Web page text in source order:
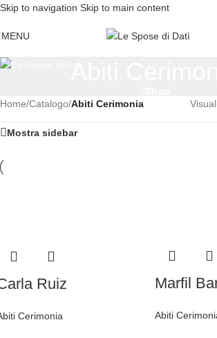
Skip to navigation Skip to main content
MENU
Home/Catalogo/Abiti Cerimonia
Mostra sidebar
Ruiz
Cerimonia
Marfil
Abiti